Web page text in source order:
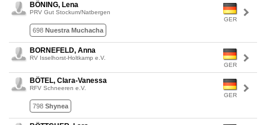
GER
BÖNING, Lena
PRV Gut Stockum/Natbergen
698 Nuestra Muchacha
GER
BORNEFELD, Anna
RV Isselhorst-Holtkamp e.V.
GER
BÖTEL, Clara-Vanessa
RFV Schneeren e.V.
798 Shynea